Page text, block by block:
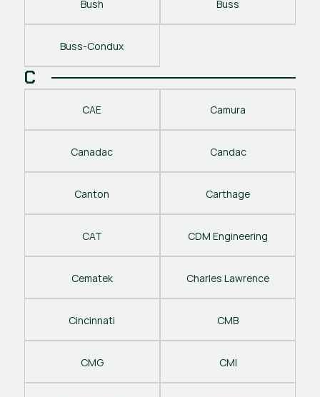
Bush Buss
Buss-Condux
C
CAE Camura
Canadac Candac
Canton Carthage
CAT CDM Engineering
Cematek Charles Lawrence
Cincinnati CMB
CMG CMI